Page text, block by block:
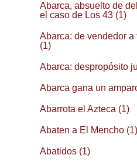
Abarca, absuelto de
el caso de Los 43 (1)
Abarca: de vendedor
(1)
Abarca: despropósito
Abarca gana un
Abarrota el Azteca (1)
Abaten a El Mencho (1)
Abatidos (1)